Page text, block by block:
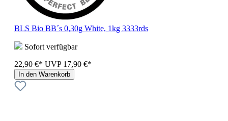
BLS Bio BB´s 0,30g White, 1kg 3333rds
Sofort verfügbar
22,90 €* UVP 17,90 €*
In den Warenkorb